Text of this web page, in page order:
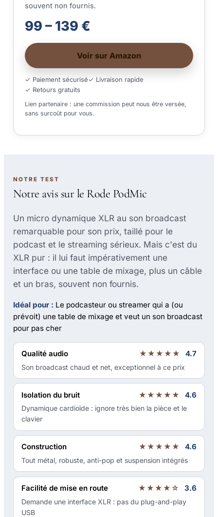
souvent non fournis.
99 – 139 €
Voir sur Amazon
✓ Paiement sécurisé✓ Livraison rapide
✓ Retours gratuits
Lien partenaire : une commission peut nous être versée,
sans surcoût pour vous.
NOTRE TEST
Notre avis sur le Rode PodMic
Un micro dynamique XLR au son broadcast
remarquable pour son prix, taillé pour le
podcast et le streaming sérieux. Mais c'est du
XLR pur : il lui faut impérativement une
interface ou une table de mixage, plus un câble
et un bras, souvent non fournis.
Idéal pour : Le podcasteur ou streamer qui a (ou
prévoit) une table de mixage et veut un son broadcast
pour pas cher
Qualité audio ★★★★★ 4.7
Son broadcast chaud et net, exceptionnel à ce prix
Isolation du bruit ★★★★★ 4.6
Dynamique cardioïde : ignore très bien la pièce et le
clavier
Construction ★★★★★ 4.6
Tout métal, robuste, anti-pop et suspension intégrés
Facilité de mise en route ★★★★☆ 3.6
Demande une interface XLR : pas du plug-and-play
USB